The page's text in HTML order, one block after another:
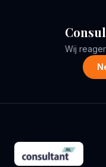
Wij